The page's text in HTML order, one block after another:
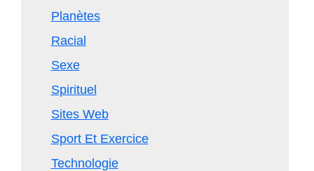
Planètes
Racial
Sexe
Spirituel
Sites Web
Sport Et Exercice
Technologie